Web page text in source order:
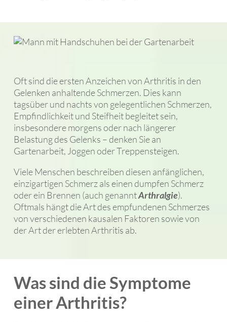
Oft sind die ersten Anzeichen von Arthritis in den
Gelenken anhaltende Schmerzen. Dies kann
tagsüber und nachts von gelegentlichen Schmerzen,
Empfindlichkeit und Steifheit begleitet sein,
insbesondere morgens oder nach längerer
Belastung des Gelenks – denken Sie an
Gartenarbeit, Joggen oder Treppensteigen.
Viele Menschen beschreiben diesen anfänglichen,
einzigartigen Schmerz als einen dumpfen Schmerz
oder ein Brennen (auch genanntArthralgie).
Oftmals hängt die Art des empfundenen Schmerzes
von verschiedenen kausalen Faktoren sowie von
der Art der erlebten Arthritis ab.
Was sind die Symptome
einer Arthritis?